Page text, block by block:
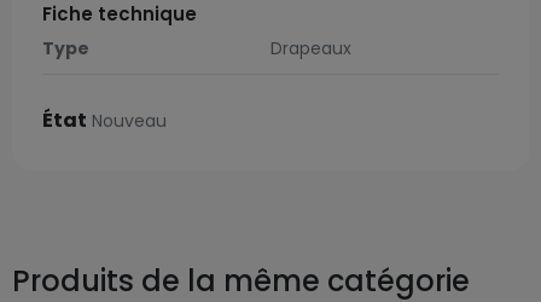
Fiche technique
Type Drapeaux
État Nouveau
Produits de la même catégorie